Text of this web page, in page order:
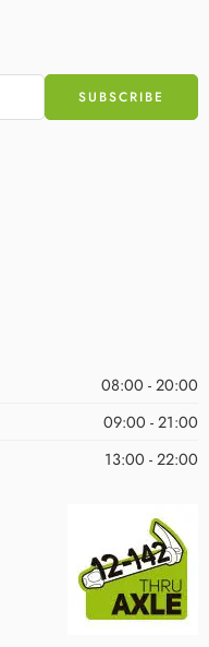
08:00 - 20:00
09:00 - 21:00
13:00 - 22:00